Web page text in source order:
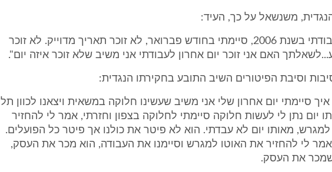
משנשאל על כך, העיד:
"סיימתי עבודתי בשנת 2006, סיימתי בחודש פברואר, לא זוכר תאריך מדוייק. לא זוכר
האם אני זוכר יום אחרון לעבודתי אני משיב שלא זוכר איזה יום".
וסיבת הפיטורים השיב התובע בחקירתו הנגדית:
סיימתי יום אחרון שלי אני משיב שעשינו חלוקה במשאית ויצאנו לכוון תל
יום נתן לי לעשות חלוקה סיימתי לחלוקה בצפון וחזרתי, אמר לי להחזיר
מאותו יום לא עבדתי. הוא לא פיטר את כולנו אך פיטר כל הפועלים.
אמר לי להחזיר את האוטו למגרש וסיימנו את העבודה, הוא מכר את העסק,
את העסק.